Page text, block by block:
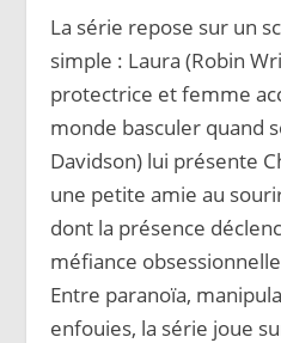
La série repose sur un
simple : Laura (Robin
protectrice et femme
monde basculer quand
Davidson) lui présente
une petite amie au
dont la présence
méfiance
Entre paranoïa,
enfouies, la série joue